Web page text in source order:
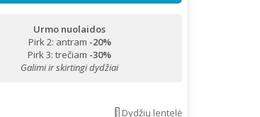
Urmo nuolaidos
Pirk 2: antram -20%
Pirk 3: trečiam -30%
Galimi ir skirtingi dydžiai
Dydžių lentelė